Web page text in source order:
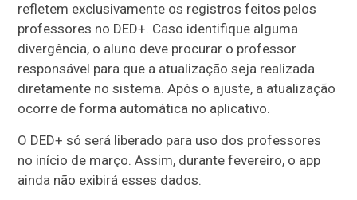
refletem exclusivamente os registros feitos pelos
professores no DED+. Caso identifique alguma
divergência, o aluno deve procurar o professor
responsável para que a atualização seja realizada
diretamente no sistema. Após o ajuste, a atualização
ocorre de forma automática no aplicativo.
O DED+ só será liberado para uso dos professores
no início de março. Assim, durante fevereiro, o app
ainda não exibirá esses dados.